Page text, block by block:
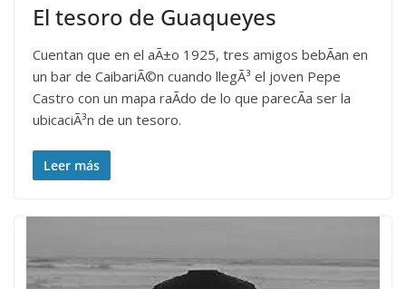
El tesoro de Guaqueyes
Cuentan que en el aÃ±o 1925, tres amigos bebÃ­an en
un bar de CaibariÃ©n cuando llegÃ³ el joven Pepe
Castro con un mapa raÃ­do de lo que parecÃ­a ser la
ubicaciÃ³n de un tesoro.
Leer más